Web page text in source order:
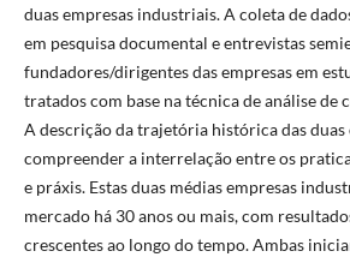
duas empresas industriais. A coleta de
em pesquisa documental e entrevistas
fundadores/dirigentes das empresas em
tratados com base na técnica de análise de
A descrição da trajetória histórica das
compreender a interrelação entre os
e práxis. Estas duas médias empresas
mercado há 30 anos ou mais, com
crescentes ao longo do tempo. Ambas